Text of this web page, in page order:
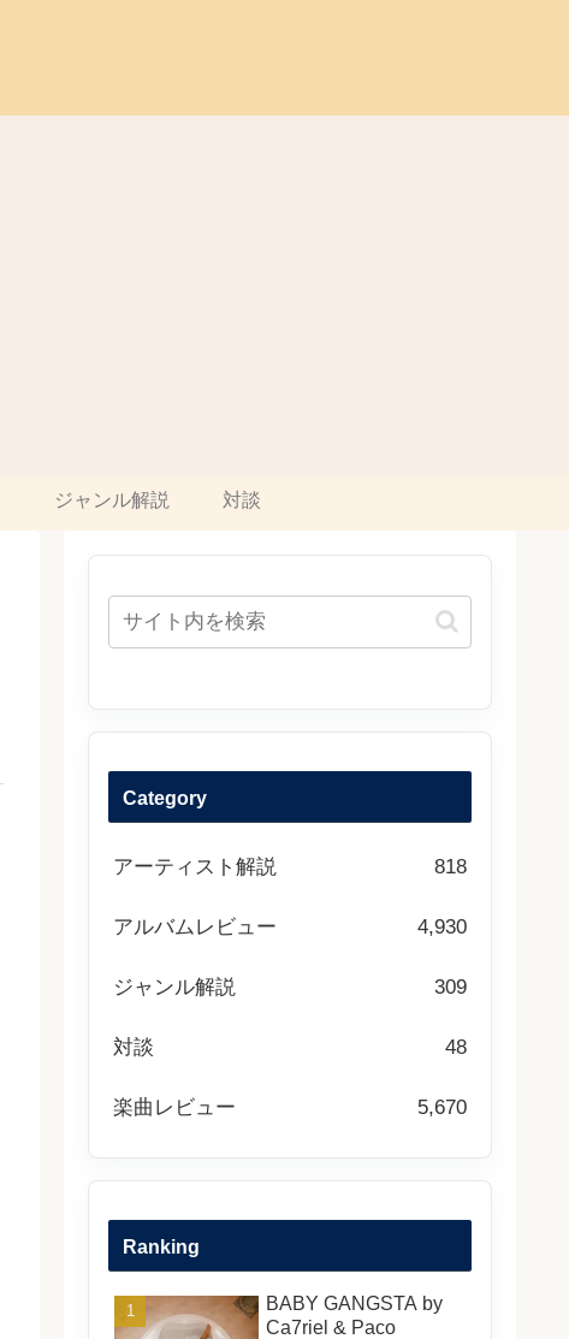
ジャンル解説 対談
Category
アーティスト解説 818
アルバムレビュー 4,930
ジャンル解説 309
対談 48
楽曲レビュー 5,670
Ranking
BABY GANGSTA by
Ca7riel & Paco